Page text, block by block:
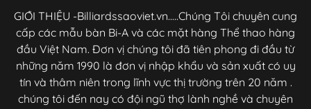
GIỚI THIỆU -Billiardssaoviet.vn.....Chúng Tôi chuyên cung
cấp các mẫu bàn Bi-A và các mặt hàng Thể thao hàng
đầu Việt Nam. Đơn vị chúng tôi đã tiên phong đi đầu từ
những năm 1990 là đơn vị nhập khẩu và sản xuất có uy
tín và thâm niên trong lĩnh vực thị trường trên 20 năm .
chúng tôi đến nay có đội ngũ thợ lành nghề và chuyên